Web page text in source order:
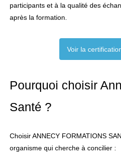
participants et à la qualité des
après la formation.
Voir la
Pourquoi choisir
Santé ?
Choisir ANNECY FORMATIONS
organisme qui cherche à concilier :